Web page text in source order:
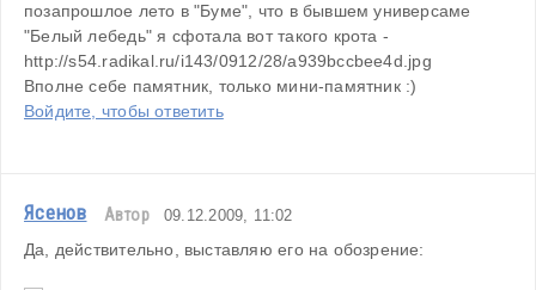
позапрошлое лето в "Буме", что в бывшем универсаме
"Белый лебедь" я сфотала вот такого крота -
http://s54.radikal.ru/i143/0912/28/a939bccbee4d.jpg
Вполне себе памятник, только мини-памятник :)
Войдите, чтобы ответить
Ясенов Автор 09.12.2009, 11:02
Да, действительно, выставляю его на обозрение: